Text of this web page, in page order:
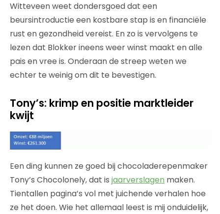
Witteveen weet dondersgoed dat een
beursintroductie een kostbare stap is en financiële
rust en gezondheid vereist. En zo is vervolgens te
lezen dat Blokker ineens weer winst maakt en alle
pais en vree is. Onderaan de streep weten we
echter te weinig om dit te bevestigen.
Tony’s: krimp en positie marktleider
kwijt
Een ding kunnen ze goed bij chocoladerepenmaker
Tony’s Chocolonely, dat is jaarverslagen maken.
Tientallen pagina’s vol met juichende verhalen hoe
ze het doen. Wie het allemaal leest is mij onduidelijk,